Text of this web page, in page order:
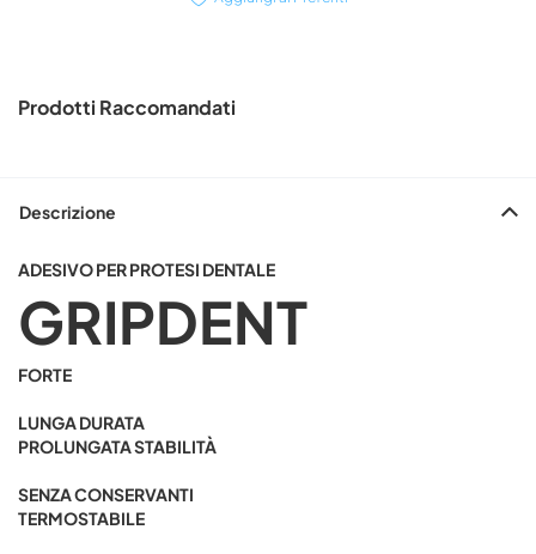
Prodotti Raccomandati
Descrizione
ADESIVO PER PROTESI DENTALE
GRIPDENT
FORTE
LUNGA DURATA
PROLUNGATA STABILITÀ
SENZA CONSERVANTI
TERMOSTABILE